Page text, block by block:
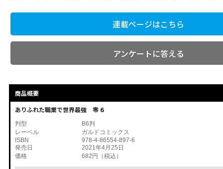
連載ページはこちら
アンケートに答える
商品概要
ありふれた職業で世界最強 零 6
判型
B6判
レーベル
ガルドコミックス
ISBN
978-4-86554-897-6
発売日
2021年4月25日
価格
682円（税込）